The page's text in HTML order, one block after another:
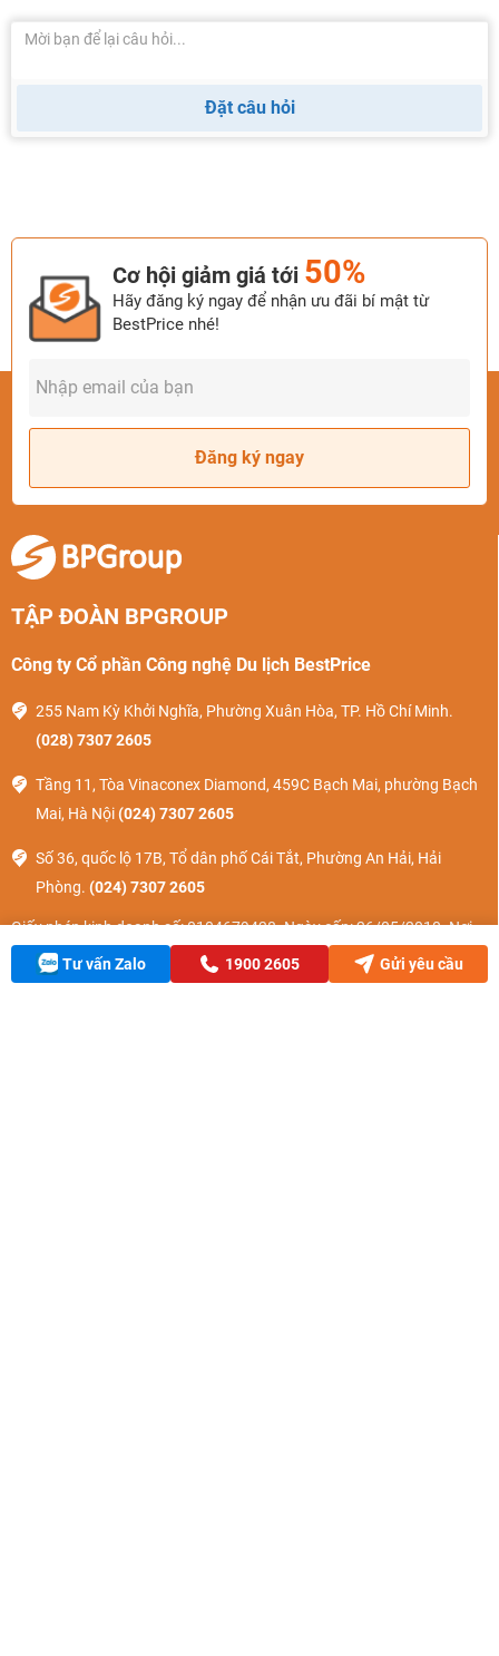
Đặt câu hỏi
Tư vấn Zalo 1900 2605 Gửi yêu cầu
Cơ hội giảm giá tới 50%
Hãy đăng ký ngay để nhận ưu đãi bí mật từ
BestPrice nhé!
Đăng ký ngay
TẬP ĐOÀN BPGROUP
Công ty Cổ phần Công nghệ Du lịch BestPrice
255 Nam Kỳ Khởi Nghĩa, Phường Xuân Hòa, TP. Hồ Chí Minh.
(028) 7307 2605
Tầng 11, Tòa Vinaconex Diamond, 459C Bạch Mai, phường Bạch
Mai, Hà Nội(024) 7307 2605
Số 36, quốc lộ 17B, Tổ dân phố Cái Tắt, Phường An Hải, Hải
Phòng. (024) 7307 2605
Giấy phép kinh doanh số: 0104679428. Ngày cấp: 26/05/2010. Nơi
cấp: Sở KH & ĐT TP Hà Nội.